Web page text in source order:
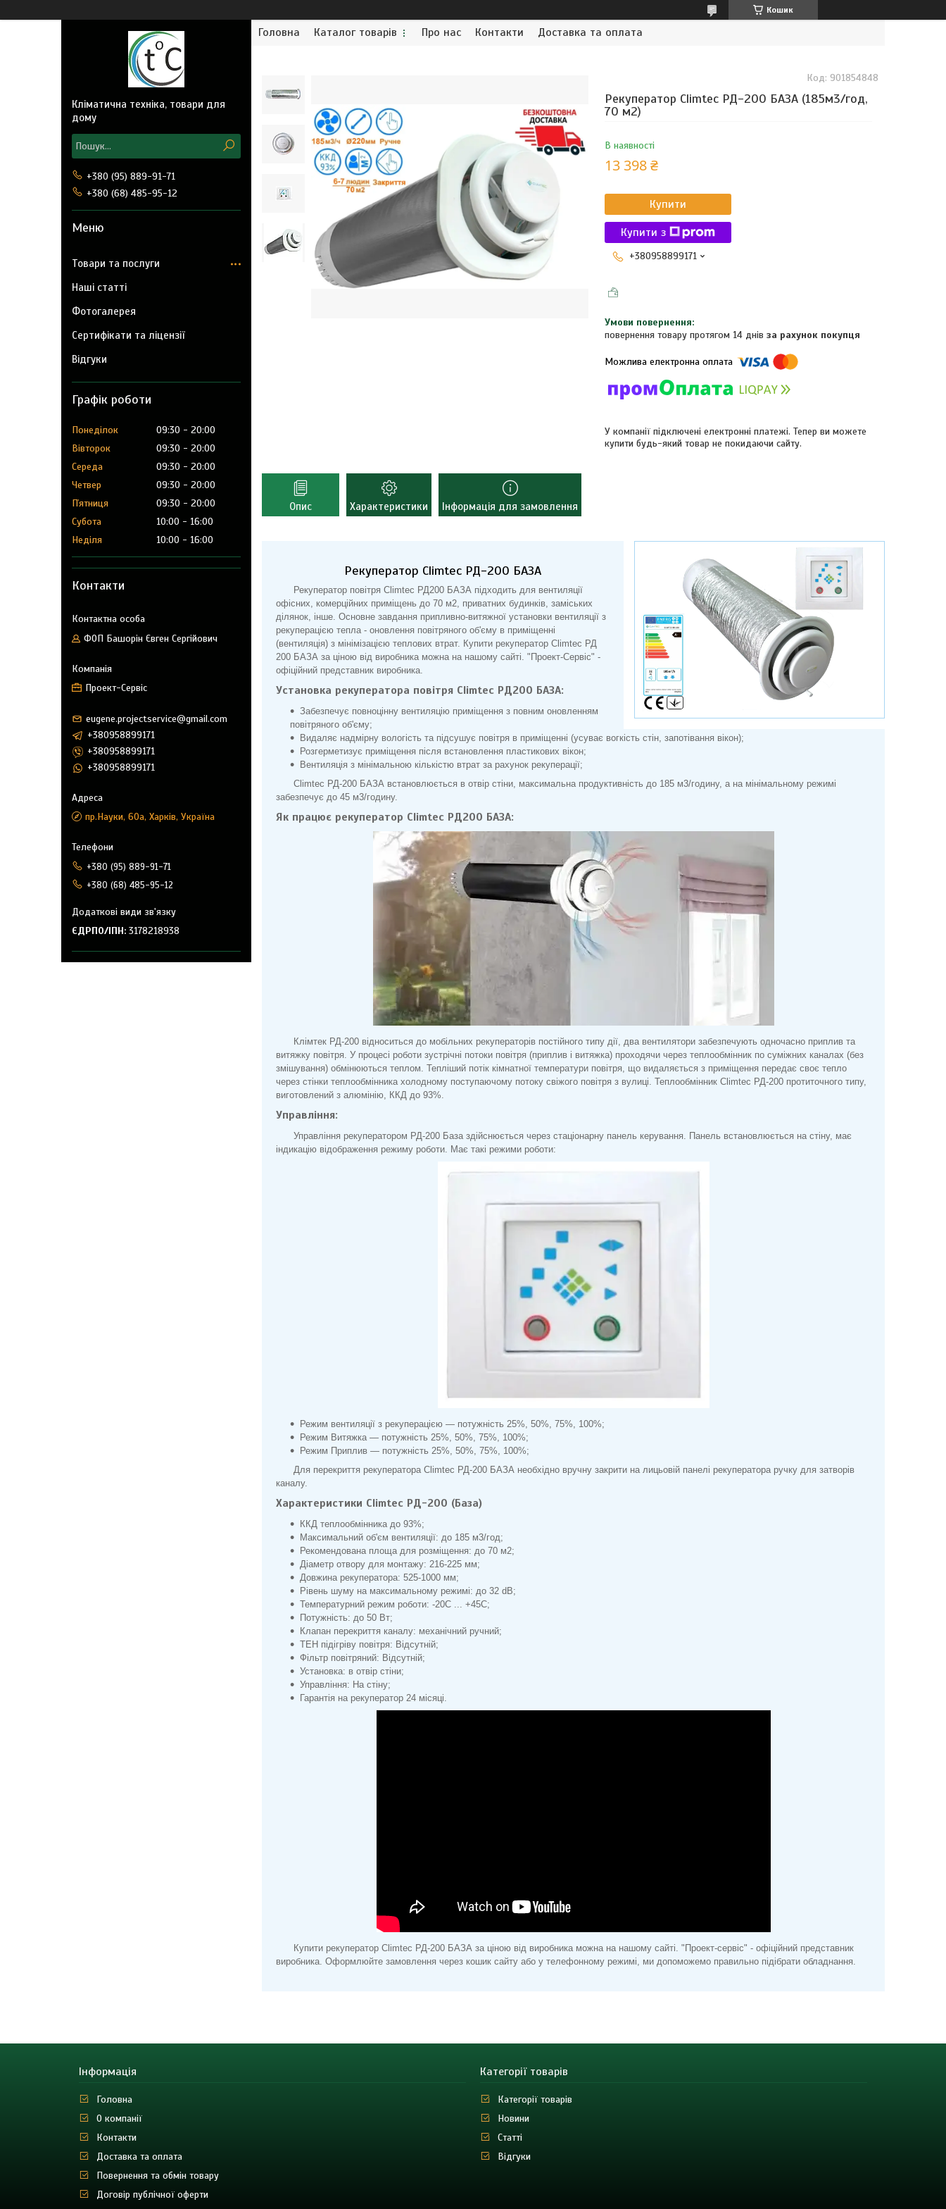
Кошик
Головна Каталог товарів Про нас Контакти Доставка та оплата
Рекуператор Climtec РД-200 БАЗА (185м3/год,
70 м2)
В наявності
Код: 901854848
13 398 ₴
Купити
Купити з
+380958899171
повернення товару протягом 14 днів за рахунок покупця
У компанії підключені електронні платежі. Тепер ви можете
купити будь-який товар не покидаючи сайту.
Опис Характеристики Інформація для замовлення
Рекуператор Climtec РД-200 БАЗА
Рекуператор повітря Climtec РД200 БАЗА підходить для вентиляції
офісних, комерційних приміщень до 70 м2, приватних будинків, заміських
ділянок, інше. Основне завдання припливно-витяжної установки вентиляції з
рекуперацією тепла - оновлення повітряного об'єму в приміщенні
(вентиляція) з мінімізацією теплових втрат. Купити рекуператор Climtec РД
200 БАЗА за ціною від виробника можна на нашому сайті. "Проект-Сервіс" -
офіційний представник виробника.
Установка рекуператора повітря Climtec РД200 БАЗА:
Забезпечує повноцінну вентиляцію приміщення з повним оновленням
повітряного об'єму;
Видаляє надмірну вологість та підсушує повітря в приміщенні (усуває вогкість стін, запотівання вікон);
Розгерметизує приміщення після встановлення пластикових вікон;
Вентиляція з мінімальною кількістю втрат за рахунок рекуперації;
Climtec РД-200 БАЗА встановлюється в отвір стіни, максимальна продуктивність до 185 м3/годину, а на мінімальному режимі
забезпечує до 45 м3/годину.
Як працює рекуператор Climtec РД200 БАЗА:
Клімтек РД-200 відноситься до мобільних рекуператорів постійного типу дії, два вентилятори забезпечують одночасно приплив та
витяжку повітря. У процесі роботи зустрічні потоки повітря (приплив і витяжка) проходячи через теплообмінник по суміжних каналах (без
змішування) обмінюються теплом. Тепліший потік кімнатної температури повітря, що видаляється з приміщення передає своє тепло
через стінки теплообмінника холодному поступаючому потоку свіжого повітря з вулиці. Теплообмінник Climtec РД-200 протиточного типу,
виготовлений з алюмінію, ККД до 93%.
Управління:
Управління рекуператором РД-200 База здійснюється через стаціонарну панель керування. Панель встановлюється на стіну, має
індикацію відображення режиму роботи. Має такі режими роботи:
Режим вентиляції з рекуперацією — потужність 25%, 50%, 75%, 100%;
Режим Витяжка — потужність 25%, 50%, 75%, 100%;
Режим Приплив — потужність 25%, 50%, 75%, 100%;
Для перекриття рекуператора Climtec РД-200 БАЗА необхідно вручну закрити на лицьовій панелі рекуператора ручку для затворів
каналу.
Характеристики Climtec РД-200 (База)
ККД теплообмінника до 93%;
Максимальний об'єм вентиляції: до 185 м3/год;
Рекомендована площа для розміщення: до 70 м2;
Діаметр отвору для монтажу: 216-225 мм;
Довжина рекуператора: 525-1000 мм;
Рівень шуму на максимальному режимі: до 32 dB;
Температурний режим роботи: -20C ... +45C;
Потужність: до 50 Вт;
Клапан перекриття каналу: механічний ручний;
ТЕН підігріву повітря: Відсутній;
Фільтр повітряний: Відсутній;
Установка: в отвір стіни;
Управління: На стіну;
Гарантія на рекуператор 24 місяці.
Купити рекуператор Climtec РД-200 БАЗА за ціною від виробника можна на нашому сайті. "Проект-сервіс" - офіційний представник
виробника. Оформлюйте замовлення через кошик сайту або у телефонному режимі, ми допоможемо правильно підібрати обладнання.
Кліматична техніка, товари для
дому
+380 (95) 889-91-71
+380 (68) 485-95-12
Товари та послуги
Наші статті
Фотогалерея
Сертифікати та ліцензії
Відгуки
Графік роботи
Понеділок 09:30
20:00
Вівторок
09:30
20:00
Середа
09:30
20:00
Четвер
09:30
20:00
Пʼятниця
09:30
20:00
Субота
10:00
16:00
Неділя
10:00 16:00
Контакти
ФОП Башорін Євген Сергійович
Проект-Сервіс
eugene.projectservice@gmail.com
+380958899171
+380958899171
+380958899171
пр.Науки, 60а, Харків, Україна
+380 (95) 889-91-71
+380 (68) 485-95-12
ЄДРПО/ІПН 3178218938
Інформація
Головна
О компанії
Контакти
Доставка та оплата
Повернення та обмін товару
Договір публічної оферти
Категорії товарів
Категорії товарів
Новини
Статті
Відгуки